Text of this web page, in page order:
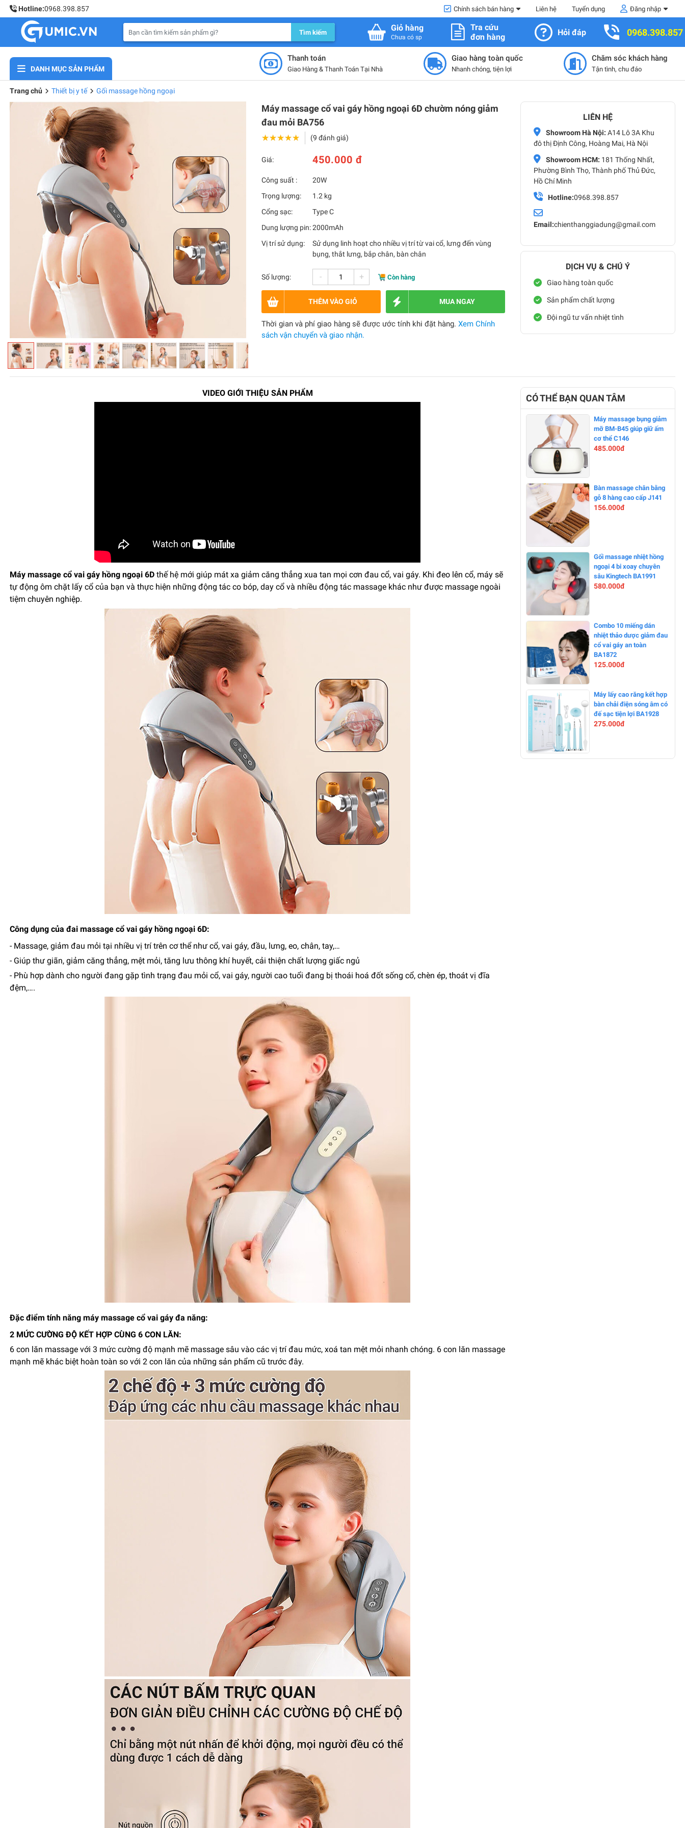
Hotline:0968.398.857 Chính sách bán hàng Liên hệ Tuyển dụng Đăng nhập
Tìm kiếm Giỏ hàng
Chưa có sp
Tra cứu
đơn hàng
Hỏi đáp 0968.398.857
DANH MỤC SẢN PHẨM
Thanh toán
Giao Hàng & Thanh Toán Tại Nhà
Giao hàng toàn quốc
Nhanh chóng, tiện lợi
Chăm sóc khách hàng
Tận tình, chu đáo
Trang chủ Thiết bị y tế Gối massage hồng ngoại
Máy massage cổ vai gáy hồng ngoại 6D chườm nóng giảm
đau mỏi BA756
★★★★★
★★★★★ (9 đánh giá)
Giá: 450.000 đ
Công suất :
20W
Trọng lượng:
1.2 kg
Cổng sạc:
Type C
Dung lượng pin: 2000mAh
Vị trí sử dụng:
Sử dụng linh hoạt cho nhiều vị trí từ vai cổ, lưng đến vùng
bụng, thắt lưng, bắp chân, bàn chân
Số lượng: - + Còn hàng
THÊM VÀO GIỎ MUA NGAY
Thời gian và phí giao hàng sẽ được ước tính khi đặt hàng.Xem Chính
sách vận chuyển và giao nhận.
LIÊN HỆ
Showroom Hà Nội: A14 Lô 3A Khu
đô thị Định Công, Hoàng Mai, Hà Nội
Showroom HCM: 181 Thống Nhất,
Phường Bình Thọ, Thành phố Thủ Đức,
Hồ Chí Minh
Hotline:0968.398.857
Email:chienthanggiadung@gmail.com
DỊCH VỤ & CHÚ Ý
Giao hàng toàn quốc
Sản phẩm chất lượng
Đội ngũ tư vấn nhiệt tình
VIDEO GIỚI THIỆU SẢN PHẨM
Máy massage cổ vai gáy hồng ngoại 6D thế hệ mới giúp mát xa giảm căng thẳng xua tan mọi cơn đau cổ, vai gáy. Khi đeo lên cổ, máy sẽ
tự động ôm chặt lấy cổ của bạn và thực hiện những động tác co bóp, day cổ và nhiều động tác massage khác như được massage ngoài
tiệm chuyên nghiệp.
Công dụng của đai massage cổ vai gáy hồng ngoại 6D:
- Massage, giảm đau mỏi tại nhiều vị trí trên cơ thể như cổ, vai gáy, đầu, lưng, eo, chân, tay,…
- Giúp thư giãn, giảm căng thẳng, mệt mỏi, tăng lưu thông khí huyết, cải thiện chất lượng giấc ngủ
- Phù hợp dành cho người đang gặp tình trạng đau mỏi cổ, vai gáy, người cao tuổi đang bị thoái hoá đốt sống cổ, chèn ép, thoát vị đĩa
đệm,….
Đặc điểm tính năng máy massage cổ vai gáy đa năng:
2 MỨC CƯỜNG ĐỘ KẾT HỢP CÙNG 6 CON LĂN:
6 con lăn massage với 3 mức cường độ mạnh mẽ massage sâu vào các vị trí đau mức, xoá tan mệt mỏi nhanh chóng. 6 con lăn massage
mạnh mẽ khác biệt hoàn toàn so với 2 con lăn của những sản phẩm cũ trước đây.
CÓ THỂ BẠN QUAN TÂM
-11%
Máy massage bụng giảm
mỡ BM-B45 giúp giữ ấm
cơ thể C146
485.000đ
-13%
Bàn massage chân bằng
gỗ 8 hàng cao cấp J141
156.000đ
-0%
Gối massage nhiệt hồng
ngoại 4 bi xoay chuyên
sâu Kingtech BA1991
580.000đ
-0%
Combo 10 miếng dán
nhiệt thảo dược giảm đau
cổ vai gáy an toàn
BA1872
125.000đ
-0%
Máy lấy cao răng kết hợp
bàn chải điện sóng âm có
đế sạc tiện lợi BA1928
275.000đ